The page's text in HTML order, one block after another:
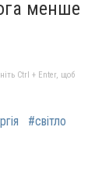
менше
Ctrl + Enter, щоб
#світло